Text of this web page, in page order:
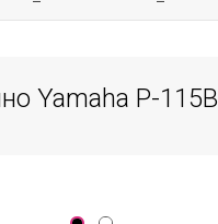
Yamaha P-115B